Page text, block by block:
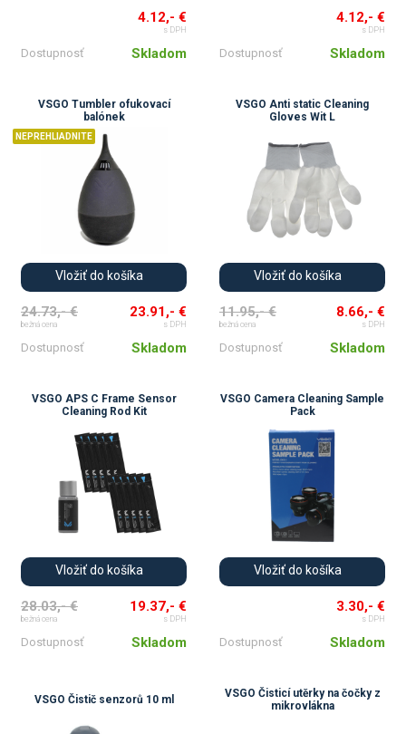
4.12,- €
s DPH
Dostupnosť Skladom
4.12,- €
s DPH
Dostupnosť Skladom
VSGO Tumbler ofukovací
balónek
NEPREHLIADNITE
Vložiť do košíka
24.73,- €
bežná cena
23.91,- €
s DPH
Dostupnosť Skladom
VSGO Anti static Cleaning
Gloves Wit L
Vložiť do košíka
11.95,- €
bežná cena
8.66,- €
s DPH
Dostupnosť Skladom
VSGO APS C Frame Sensor
Cleaning Rod Kit
Vložiť do košíka
28.03,- €
bežná cena
19.37,- €
s DPH
Dostupnosť Skladom
VSGO Camera Cleaning Sample
Pack
Vložiť do košíka
3.30,- €
s DPH
Dostupnosť Skladom
VSGO Čistič senzorů 10 ml
VSGO Čisticí utěrky na čočky z
mikrovlákna